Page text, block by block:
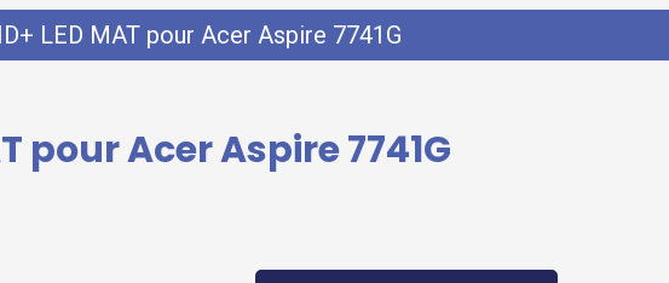
LED MAT pour Acer Aspire 7741G
pour Acer Aspire 7741G